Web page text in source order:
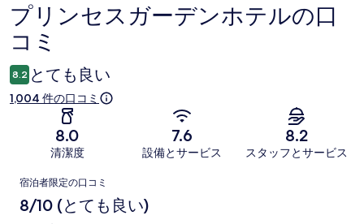
口
コ
ミ
プリンセスガーデンホテルの口
コミ
8.2 とても良い
1,004 件の口コミ
8.0
清潔度
7.6
設備とサービス
8.2
スタッフとサービス
口
コ
宿泊者限定の口コミ
8/10 (とても良い)